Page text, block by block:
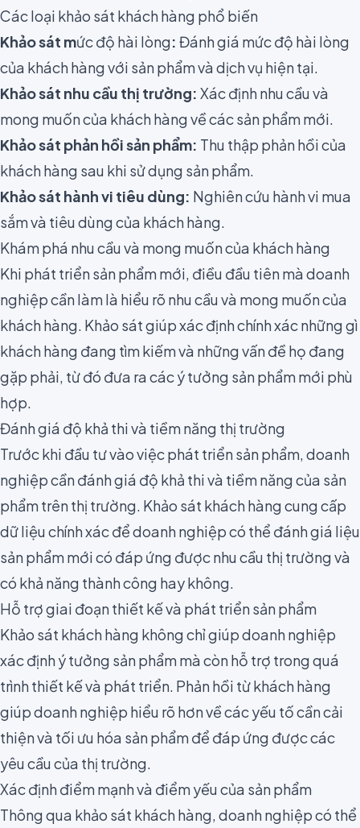
Các loại khảo sát khách hàng phổ biến
Khảo sát mức độ hài lòng: Đánh giá mức độ hài lòng
của khách hàng với sản phẩm và dịch vụ hiện tại.
Khảo sát nhu cầu thị trường: Xác định nhu cầu và
mong muốn của khách hàng về các sản phẩm mới.
Khảo sát phản hồi sản phẩm: Thu thập phản hồi của
khách hàng sau khi sử dụng sản phẩm.
Khảo sát hành vi tiêu dùng: Nghiên cứu hành vi mua
sắm và tiêu dùng của khách hàng.
Khám phá nhu cầu và mong muốn của khách hàng
Khi phát triển sản phẩm mới, điều đầu tiên mà doanh
nghiệp cần làm là hiểu rõ nhu cầu và mong muốn của
khách hàng. Khảo sát giúp xác định chính xác những gì
khách hàng đang tìm kiếm và những vấn đề họ đang
gặp phải, từ đó đưa ra các ý tưởng sản phẩm mới phù
hợp.
Đánh giá độ khả thi và tiềm năng thị trường
Trước khi đầu tư vào việc phát triển sản phẩm, doanh
nghiệp cần đánh giá độ khả thi và tiềm năng của sản
phẩm trên thị trường. Khảo sát khách hàng cung cấp
dữ liệu chính xác để doanh nghiệp có thể đánh giá liệu
sản phẩm mới có đáp ứng được nhu cầu thị trường và
có khả năng thành công hay không.
Hỗ trợ giai đoạn thiết kế và phát triển sản phẩm
Khảo sát khách hàng không chỉ giúp doanh nghiệp
xác định ý tưởng sản phẩm mà còn hỗ trợ trong quá
trình thiết kế và phát triển. Phản hồi từ khách hàng
giúp doanh nghiệp hiểu rõ hơn về các yếu tố cần cải
thiện và tối ưu hóa sản phẩm để đáp ứng được các
yêu cầu của thị trường.
Xác định điểm mạnh và điểm yếu của sản phẩm
Thông qua khảo sát khách hàng, doanh nghiệp có thể